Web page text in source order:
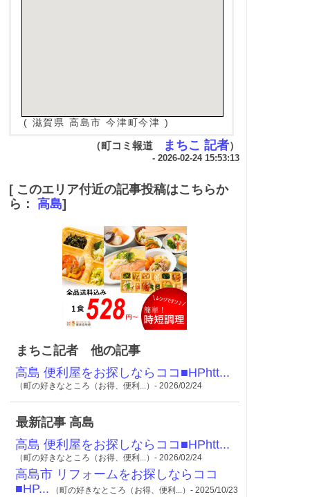
( 滋賀県 高島市 今津町今津 )
（町コミ報道 まちこ 記者）
- 2026-02-24 15:53:13
[ このエリア付近の記事投稿はこちらか
ら： 高島]
まちこ記者 他の記事
高島 便利屋をお探しならココ■HPhtt...
（町の好きなところ（お得、便利...）- 2026/02/24
最新記事 高島
高島 便利屋をお探しならココ■HPhtt...
（町の好きなところ（お得、便利...）- 2026/02/24
高島市 リフォームをお探しならココ
■HP... （町の好きなところ（お得、便利...）- 2025/10/23